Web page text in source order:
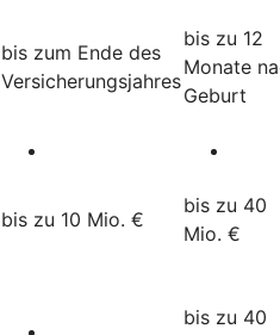
bis zum Ende des
Versicherungsjahres
bis zu 12
Monate
Geburt
bis zu 10 Mio. €
bis zu 40
Mio. €
bis zu 40